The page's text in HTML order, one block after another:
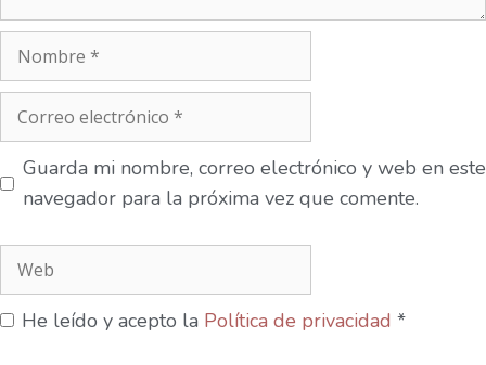
Guarda mi nombre, correo electrónico y web en este
navegador para la próxima vez que comente.
He leído y acepto la Política de privacidad *